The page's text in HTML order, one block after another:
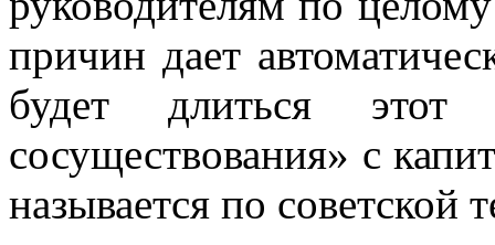
причин дает
будет длиться этот
сосуществования» с
называется по